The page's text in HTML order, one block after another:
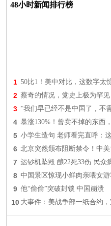
48小时新闻排行榜
1 50比1！美中对比，这数字太
2 蔡奇的情况，党史上极为罕见
3 “我们早已经不是中国了，不
4 暴涨130%！曾卖不掉的东西
5 小学生造句 老师看完直呼：
6 北京突然颁布阻断禁令！中
7 运钞机坠毁 酿22死33伤 民众
8 中国景区惊现小鲜肉亲喂女
9 他“偷偷”突破封锁 中国崩溃
10 大事件：美战争部一纸合约